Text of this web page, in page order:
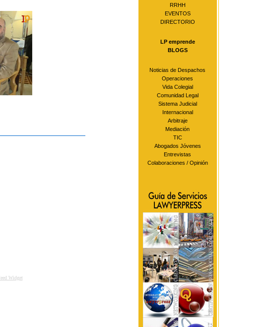
RRHH
EVENTOS
DIRECTORIO
LP emprende
BLOGS
Noticias de Despachos
Operaciones
Vida Colegial
Comunidad Legal
Sistema Judicial
Internacional
Arbitraje
Mediación
TIC
Abogados Jóvenes
Entrevistas
Colaboraciones / Opinión